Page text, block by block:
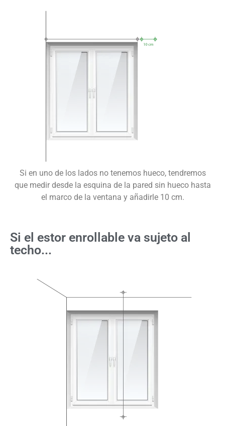
Si en uno de los lados no tenemos hueco, tendremos
que medir desde la esquina de la pared sin hueco hasta
el marco de la ventana y añadirle 10 cm.
Si el estor enrollable va sujeto al
techo...